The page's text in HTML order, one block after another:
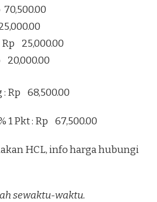
70,500.00
Rp 25,000.00
20,000.00
: Rp 68,500.00
1 Pkt : Rp 67,500.00
HCL, info harga hubungi
sewaktu-waktu.